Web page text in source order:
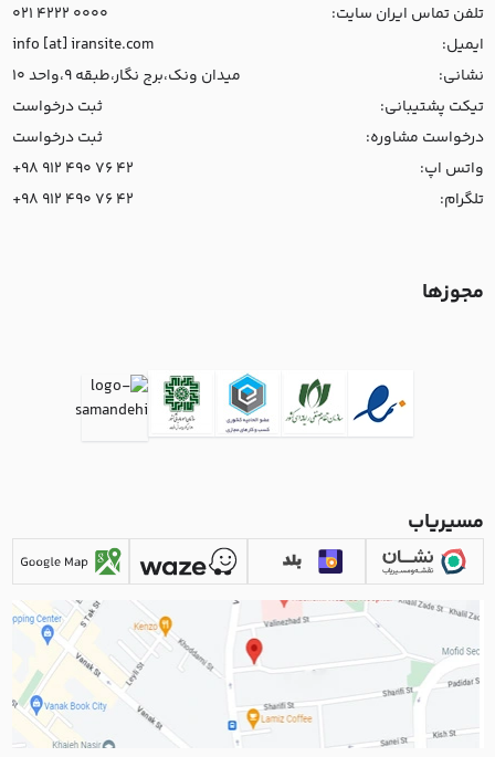
تلفن تماس ایران سایت:
021 4222 0000
ایمیل:
info [at] iransite.com
نشانی:
میدان ونک،برج نگار،طبقه 9،واحد 10
تیکت پشتیبانی:
ثبت درخواست
درخواست مشاوره:
ثبت درخواست
واتس اپ:
+98 912 490 76 42
تلگرام:
+98 912 490 76 42
مجوزها
مسیریاب